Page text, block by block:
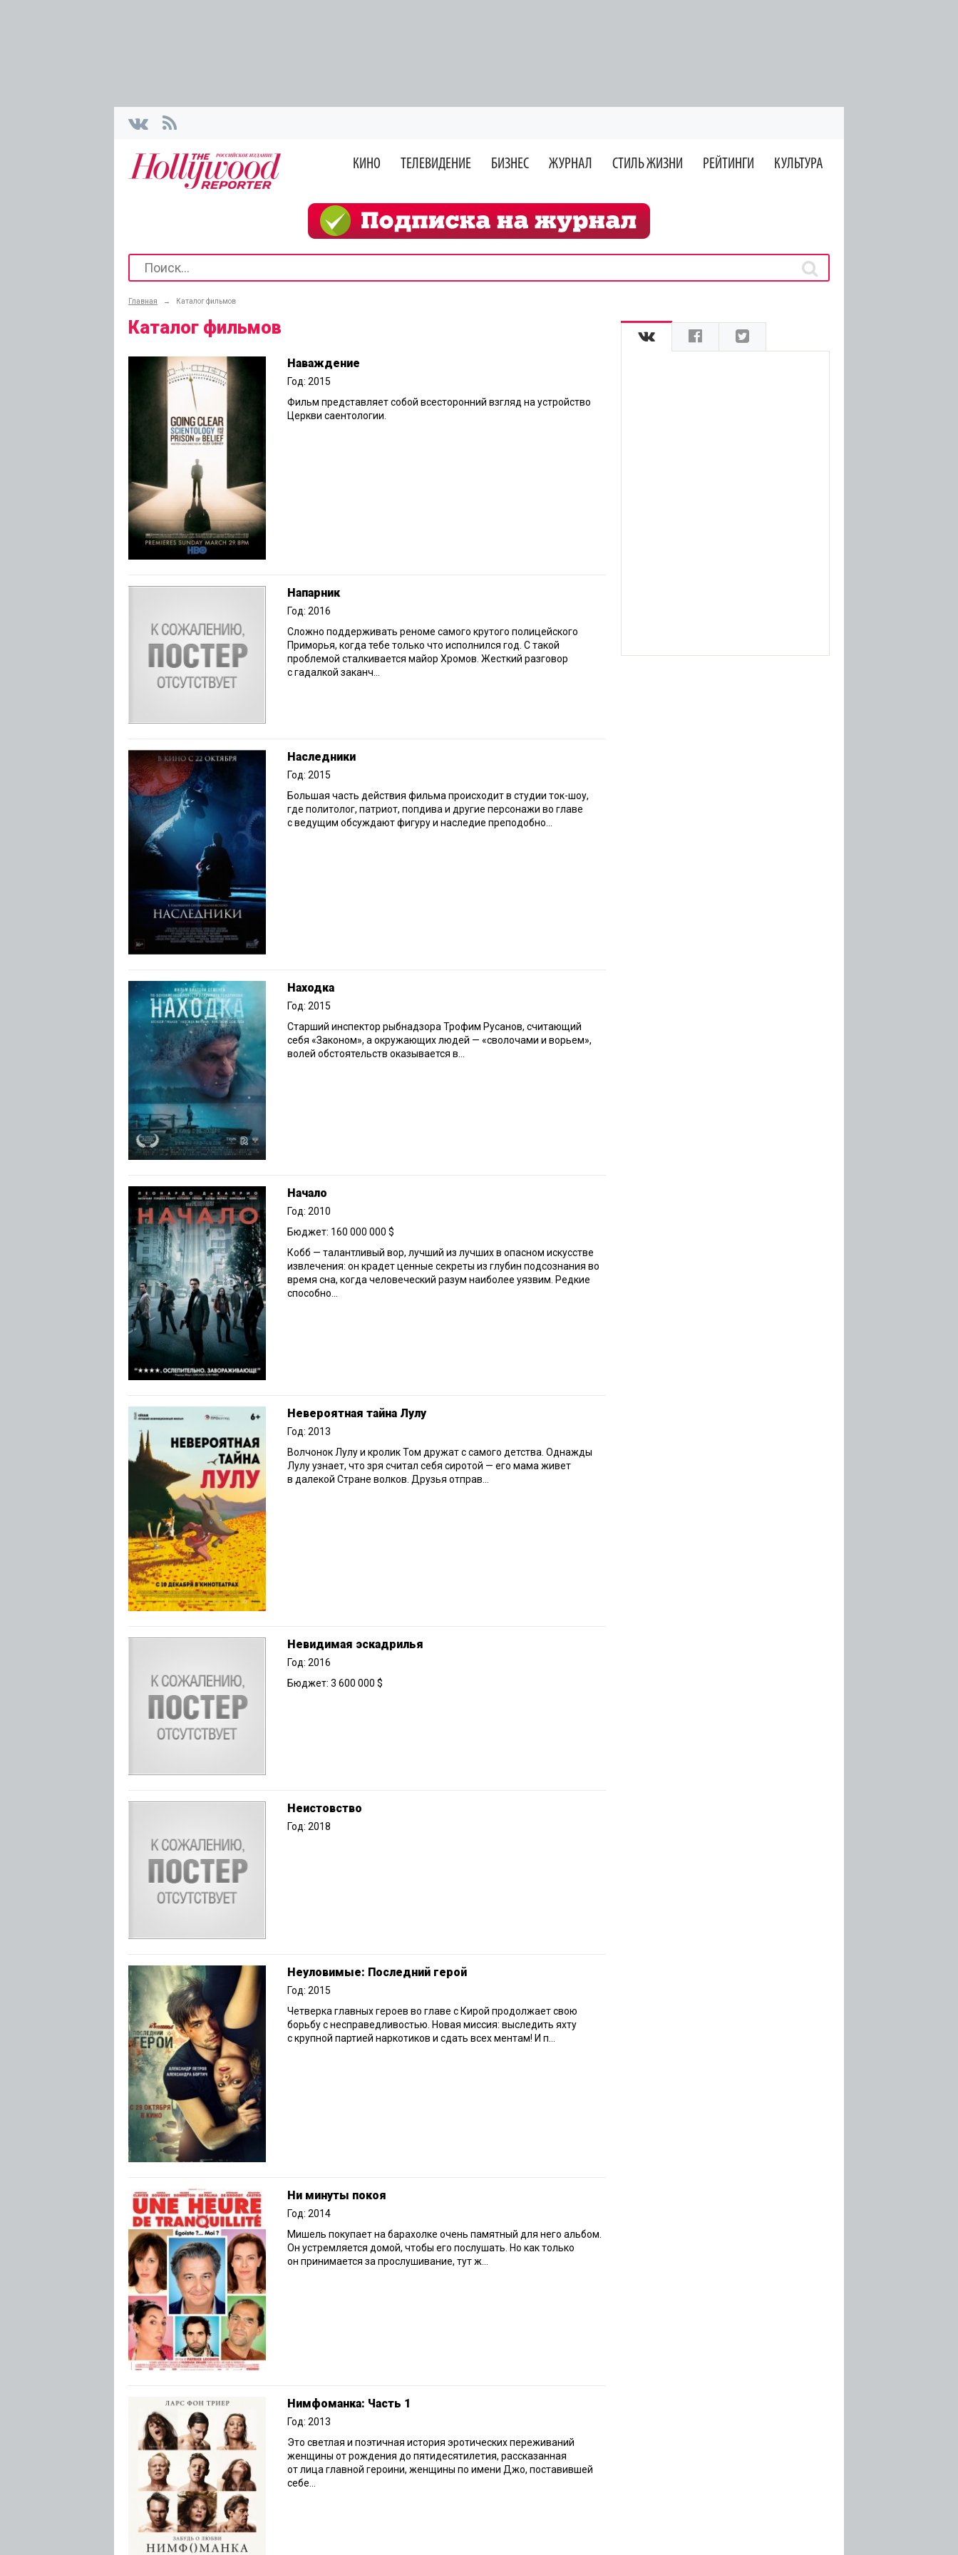
КИНО ТЕЛЕВИДЕНИЕ БИЗНЕС ЖУРНАЛ СТИЛЬ ЖИЗНИ РЕЙТИНГИ КУЛЬТУРА
Главная → Каталог фильмов
Каталог фильмов
Наваждение
Год: 2015
Фильм представляет собой всесторонний взгляд на устройство
Церкви саентологии.
Напарник
Год: 2016
Сложно поддерживать реноме самого крутого полицейского
Приморья, когда тебе только что исполнился год. С такой
проблемой сталкивается майор Хромов. Жесткий разговор
с гадалкой заканч...
Наследники
Год: 2015
Большая часть действия фильма происходит в студии ток-шоу,
где политолог, патриот, попдива и другие персонажи во главе
с ведущим обсуждают фигуру и наследие преподобно...
Находка
Год: 2015
Старший инспектор рыбнадзора Трофим Русанов, считающий
себя «Законом», а окружающих людей — «сволочами и ворьем»,
волей обстоятельств оказывается в...
Начало
Год: 2010
Бюджет: 160 000 000 $
Кобб — талантливый вор, лучший из лучших в опасном искусстве
извлечения: он крадет ценные секреты из глубин подсознания во
время сна, когда человеческий разум наиболее уязвим. Редкие
способно...
Невероятная тайна Лулу
Год: 2013
Волчонок Лулу и кролик Том дружат с самого детства. Однажды
Лулу узнает, что зря считал себя сиротой — его мама живет
в далекой Стране волков. Друзья отправ...
Невидимая эскадрилья
Год: 2016
Бюджет: 3 600 000 $
Неистовство
Год: 2018
Неуловимые: Последний герой
Год: 2015
Четверка главных героев во главе с Кирой продолжает свою
борьбу с несправедливостью. Новая миссия: выследить яхту
с крупной партией наркотиков и сдать всех ментам! И п...
Ни минуты покоя
Год: 2014
Мишель покупает на барахолке очень памятный для него альбом.
Он устремляется домой, чтобы его послушать. Но как только
он принимается за прослушивание, тут ж...
Нимфоманка: Часть 1
Год: 2013
Это светлая и поэтичная история эротических переживаний
женщины от рождения до пятидесятилетия, рассказанная
от лица главной героини, женщины по имени Джо, поставившей
себе...